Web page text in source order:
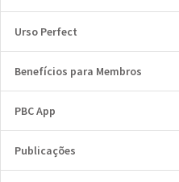
Urso Perfect
Benefícios para Membros
PBC App
Publicações